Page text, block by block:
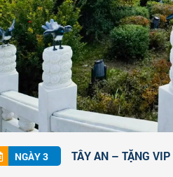
đô xưa kia. Đoàn nghỉ đêm tại Tây
NGÀY 3 TÂY AN – TẶNG